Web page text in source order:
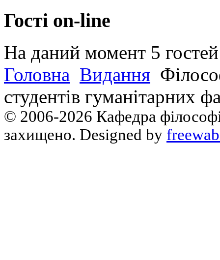
Гості on-line
На даний момент 5 гостей
Головна Видання
студентів гуманітарних
© 2006-2026 Кафедра
захищено. Designed by